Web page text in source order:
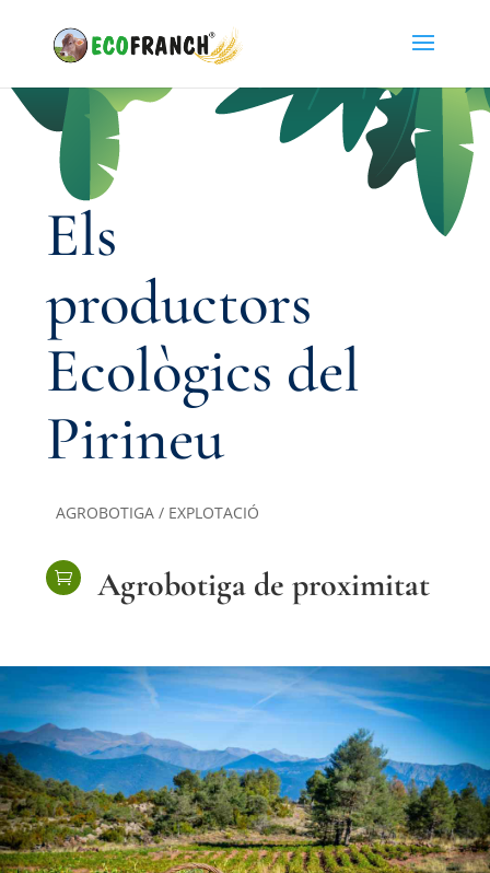
Els
productors
Ecològics del
Pirineu
AGROBOTIGA / EXPLOTACIÓ
 Agrobotiga de proximitat